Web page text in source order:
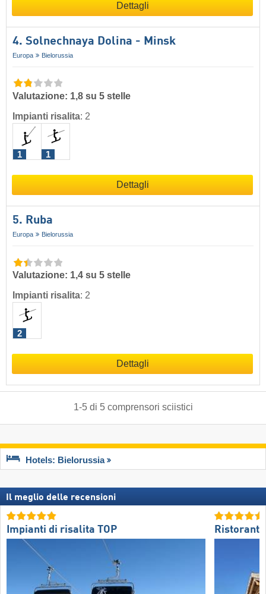
Dettagli
4. Solnechnaya Dolina - Minsk
Europa Bielorussia
Valutazione: 1,8 su 5 stelle
Impianti risalita: 2
1 1
Dettagli
5. Ruba
Europa Bielorussia
Valutazione: 1,4 su 5 stelle
Impianti risalita: 2
2
Dettagli
1-5di 5 comprensori sciistici
Hotels: Bielorussia
Il meglio delle recensioni
Impianti di risalita TOP